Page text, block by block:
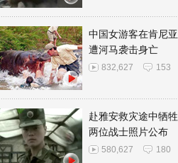
中国女游客在肯尼亚
遭河马袭击身亡
832,627 153
赴雅安救灾途中牺牲
两位战士照片公布
580,627 180